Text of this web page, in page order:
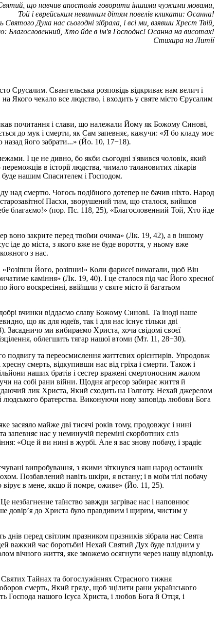
що навчив апостолів говорити іншими чужими мовами,
Той і єврейським невинним дітям повелів кликати: Осанна!
Святого Духа нас сьогодні зібрала, і всі ми, взявши Хрест Твій,
Благословенний, Хто йде в ім'я Господнє! Осанна на висотах!
Стихира на Литії
Єрусалим. Євангельська розповідь відкриває нам велич і
Якого чекало все людство, і входить у святе місто Єрусалим
почитання і слави, що належали Йому як Божому Синові,
до мук і смерти, як Сам запевняє, кажучи: «Я бо кладу моє
його забрати...» (Йо. 10, 17−18).
І це не дивно, бо якби сьогодні з'явився чоловік, який
в історії людства, чимало талановитих лікарів
буде нашим Спасителем і Господом.
над смертю. Чогось подібного дотепер не бачив ніхто. Народ
Пасхи, зворушений тим, що сталося, вийшов
благаємо!» (пор. Пс. 118, 25), «Благословенний Той, Хто йде
воно закрите перед твоїми очима» (Лк. 19, 42), а в іншому
іде до міста, з якого вже не буде вороття, у ньому вже
з нас.
Його, розіпни!» Коли фарисеї вимагали, щоб Він
каміння» (Лк. 19, 40). І це сталося під час Його хресної
його воскресінні, ввійшли у святе місто й багатьом
вчинки віддаємо славу Божому Синові. Та іноді наше
що як для юдеїв, так і для нас існує тільки дві
ми вибираємо Христа, хоча свідомі своєї
облегшить тягар нашої втоми (Мт. 11, 28−30).
подвигу та переосмислення життєвих орієнтирів. Упродовж
смерть, відкупивши нас від гріха і смерти. Також і
наших братів і сестер вражені смертоносним жалом
на собі рани війни. Щодня агресор забирає життя й
лик Христа, Який сходить на Голготу. Нехай джерелом
людського братерства. Виконуючи нову заповідь любови Бога
засяяло майже дві тисячі років тому, продовжує і нині
запевняє нас у неминучій переміні скорботних сліз
«Оце й ви нині в журбі. Але я вас знову побачу, і зрадіє
випробування, з якими зіткнувся наш народ останніх
Позбавлений навіть шкіри, я встану; і в моїм тілі побачу
вірує в мене, якщо й помре, оживе» (Йо. 11, 25).
незбагненне таїнство завжди загріває нас і наповнює
довір’я до Христа було правдивим і щирим, чистим у
перед світлим празником празників зібрала нас Свята
важкий час боротьби! Нехай Святий Дух буде плідним у
вічного життя, яке зможемо осягнути через нашу відповідь
Тайнах та богослужіннях Страсного тижня
смерть, Який гряде, щоб зцілити рани українського
Господа нашого Ісуса Христа, і любов Бога й Отця, і